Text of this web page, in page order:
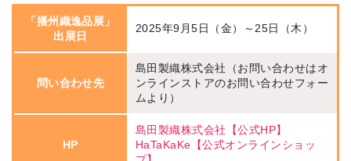
「播州織逸品展」
出展日
2025年9月5日（金）～25日（木）
問い合わせ先
島田製織株式会社（お問い合わせはオ
ンラインストアのお問い合わせフォー
ムより）
HP
島田製織株式会社【公式HP】
HaTaKaKe【公式オンラインショッ